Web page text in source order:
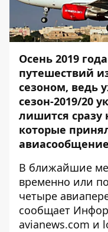
Осень 2019
путешествий
сезоном, ведь
сезон-2019/20
лишится сразу
которые
В ближайшие
временно или
четыре
сообщает
avianews.com и